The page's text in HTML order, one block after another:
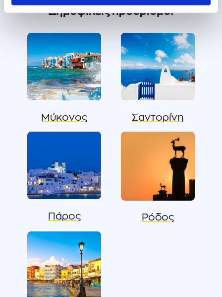
Δημοφιλείς προορισμοί
Μύκονος Σαντορίνη
Πάρος Ρόδος